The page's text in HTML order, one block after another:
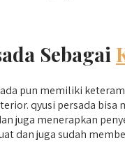
Sebagai
pun memiliki
qyusi persada
juga menerapkan
dan juga sudah